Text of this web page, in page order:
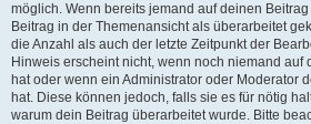
möglich. Wenn bereits jemand auf deinen
Beitrag in der Themenansicht als überarbeitet
die Anzahl als auch der letzte Zeitpunkt der
Hinweis erscheint nicht, wenn noch niemand auf
hat oder wenn ein Administrator oder Moderator
hat. Diese können jedoch, falls sie es für nötig
warum dein Beitrag überarbeitet wurde. Bitte